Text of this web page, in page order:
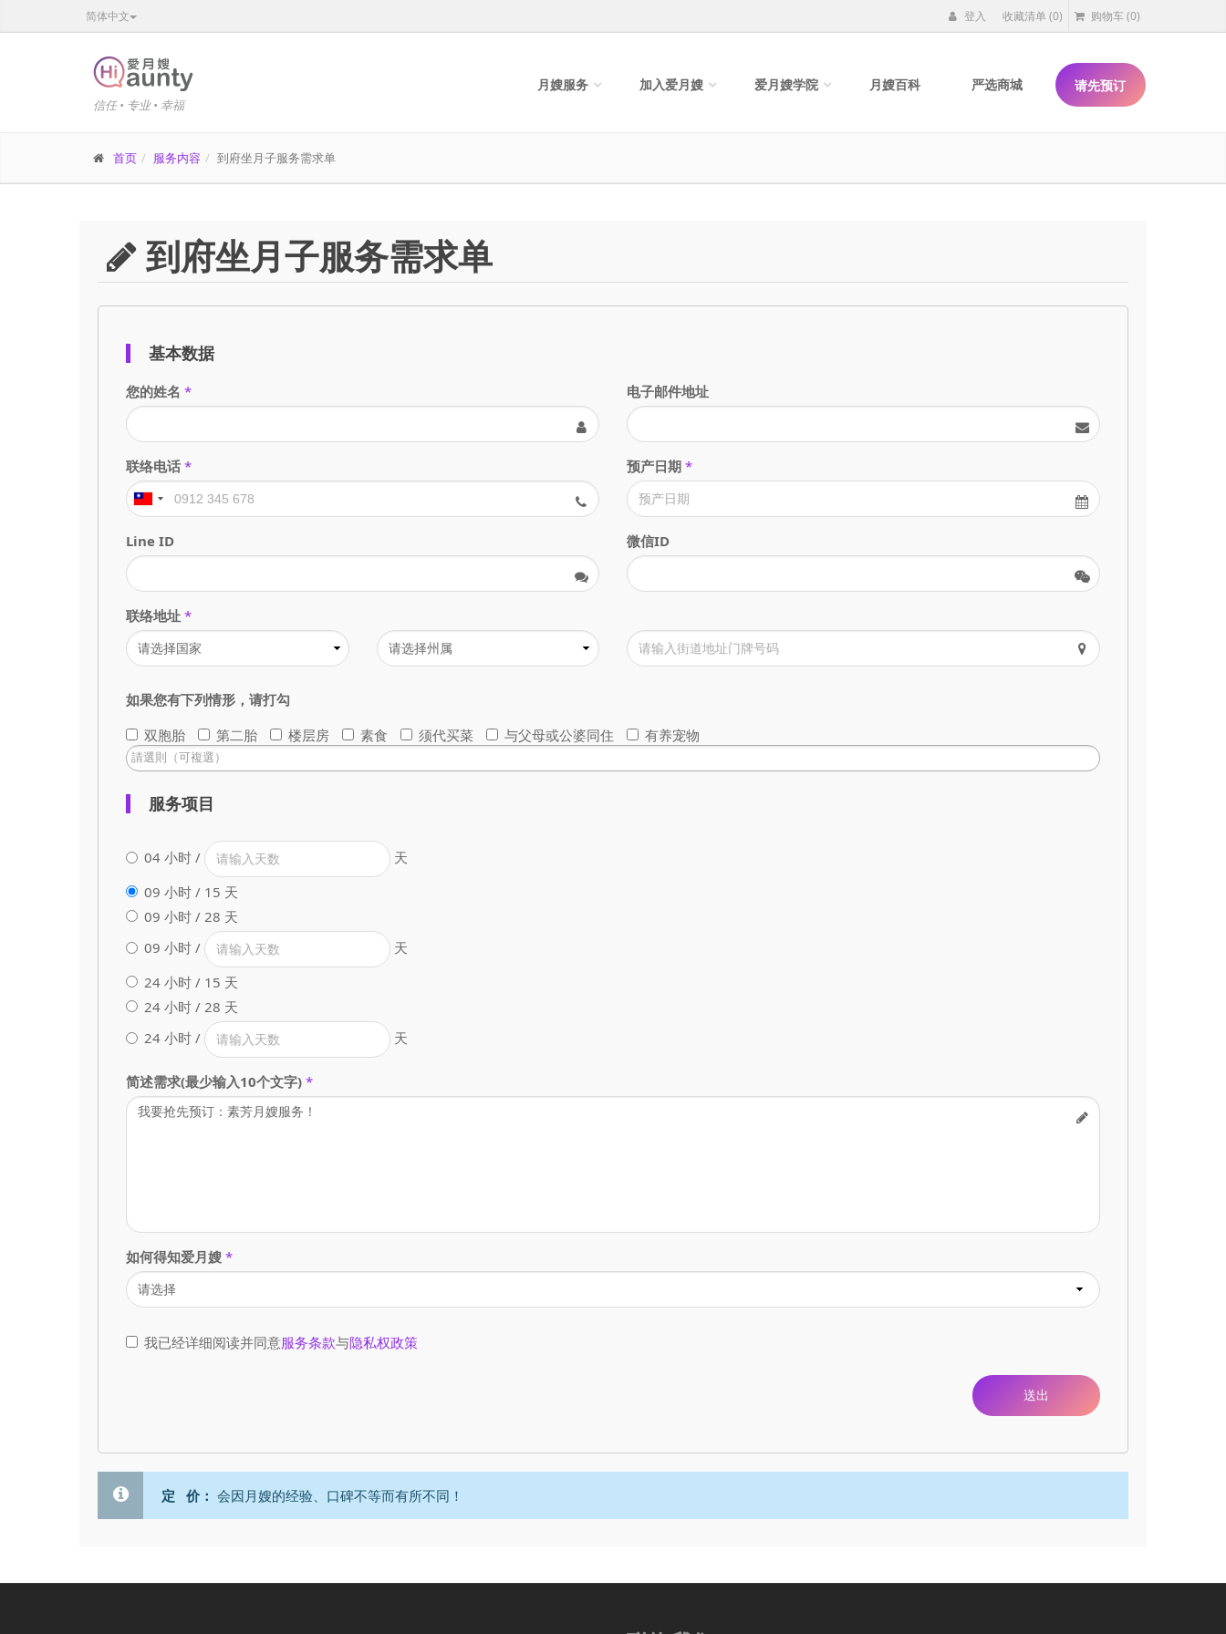
简体中文 登入 收藏清单(0) 购物车(0)
信任 • 专业 • 幸福
月嫂服务 加入爱月嫂 爱月嫂学院 月嫂百科 严选商城 请先预订
首页 服务内容 到府坐月子服务需求单
到府坐月子服务需求单
基本数据
您的姓名 * 电子邮件地址
联络电话 * 预产日期 *
Line ID 微信ID
联络地址 *
如果您有下列情形，请打勾
双胞胎
第二胎 楼层房 素食 须代买菜 与父母或公婆同住 有养宠物
服务项目
04 小时 /
天
09 小时 / 15 天
09 小时 / 28 天
09 小时 /
天
24 小时 / 15 天
24 小时 / 28 天
24 小时 /
天
简述需求(最少输入10个文字) *
如何得知爱月嫂 *
我已经详细阅读并同意服务条款与隐私权政策
定 价： 会因月嫂的经验、口碑不等而有所不同！